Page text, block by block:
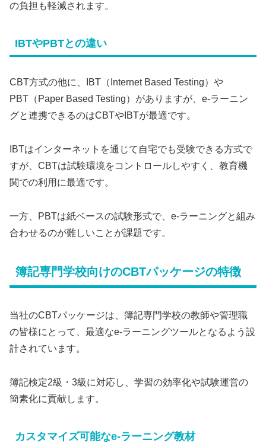
の負担も軽減されます。
IBTやPBTとの違い
CBT方式の他に、IBT（Internet Based Testing）や
PBT（Paper Based Testing）がありますが、e-ラーニン
グと連携できるのはCBTやIBTが最適です。
IBTはインターネットを通じて自宅でも受験できる方式で
すが、CBTは試験環境をコントロールしやすく、教育機
関での利用に最適です。
一方、PBTは紙ベースの試験形式で、e-ラーニングと組み
合わせるのが難しいことが課題です。
簿記専門学校向けのCBTパッケージの特徴
当社のCBTパッケージは、簿記専門学校の教師や管理職
の皆様にとって、最適なe-ラーニングツールとなるよう設
計されています。
簿記検定2級・3級に対応し、学習の効率化や試験運営の
簡素化に貢献します。
カスタマイズ可能なe-ラーニング教材